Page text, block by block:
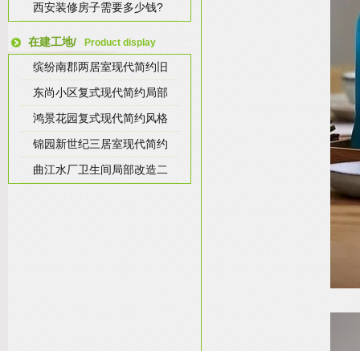
西安装修房子需要多少钱?
在建工地/ Product display
缤纷南郡两居室现代简约旧
东尚小区复式现代简约局部
鸿景花园复式现代简约风格
锦园新世纪三居室现代简约
曲江水厂卫生间局部改造二